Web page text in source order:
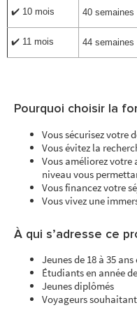
✔️ 10 mois 40
✔️ 11 mois 44
Pourquoi choisir la
Vous sécurisez votre
Vous évitez la
Vous améliorez
niveau vous
Vous financez votre
Vous vivez une
À qui s’adresse ce
Jeunes de 18 à 35
Étudiants en année
Jeunes diplômés
Voyageurs